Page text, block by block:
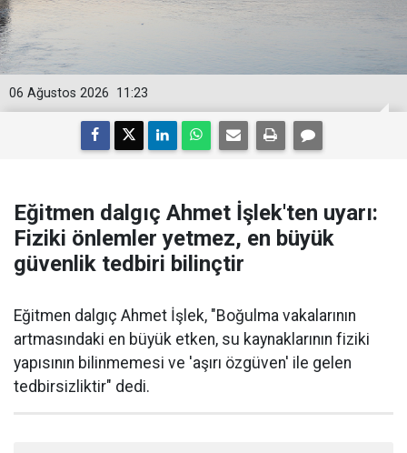
11:23
06 Ağustos 2026
Eğitmen dalgıç Ahmet İşlek'ten uyarı:
Fiziki önlemler yetmez, en büyük
güvenlik tedbiri bilinçtir
Eğitmen dalgıç Ahmet İşlek, "Boğulma vakalarının
artmasındaki en büyük etken, su kaynaklarının fiziki
yapısının bilinmemesi ve 'aşırı özgüven' ile gelen
tedbirsizliktir" dedi.